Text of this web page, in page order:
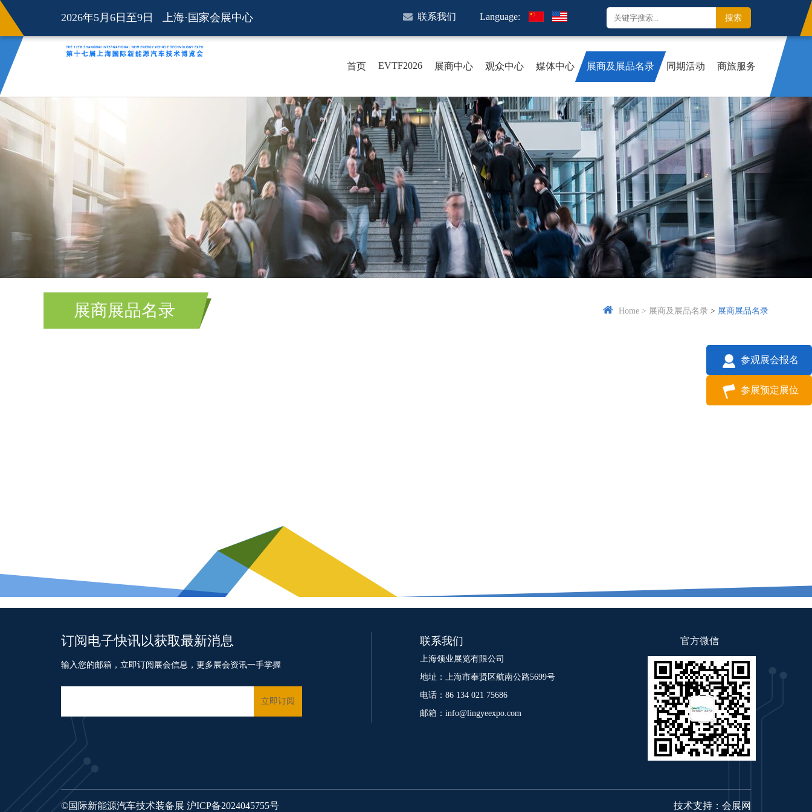
2026年5月6日至9日 上海·国家会展中心 联系我们 Language:
首页 EVTF2026 展商中心 观众中心 媒体中心 展商及展品名录 同期活动 商旅服务
展商展品名录 Home > 展商及展品名录 > 展商展品名录
参观展会报名
参展预定展位
订阅电子快讯以获取最新消息
输入您的邮箱，立即订阅展会信息，更多展会资讯一手掌握
联系我们
上海领业展览有限公司
地址：上海市奉贤区航南公路5699号
电话：86 134 021 75686
邮箱：info@lingyeexpo.com
官方微信
©国际新能源汽车技术装备展 沪ICP备2024045755号 技术支持：会展网